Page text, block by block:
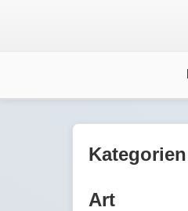
Kategorien
Art